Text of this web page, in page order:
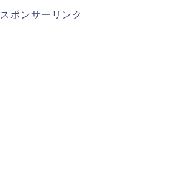
スポンサーリンク